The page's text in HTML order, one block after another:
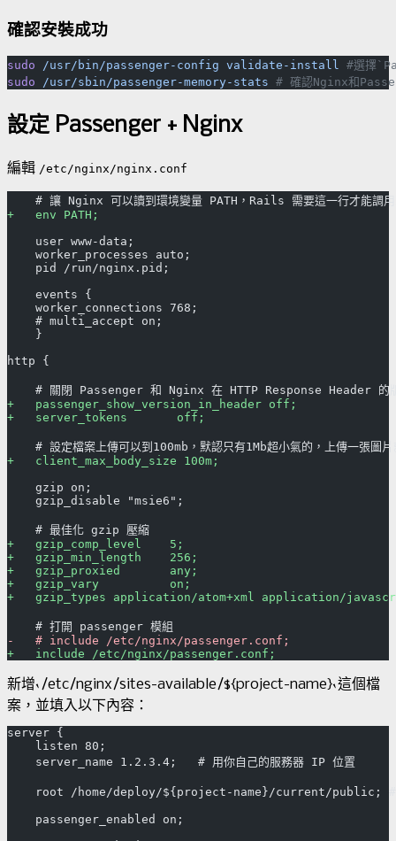
確認安裝成功
sudo /usr/bin/passenger-config validate-install #選擇
sudo /usr/sbin/passenger-memory-stats
設定 Passenger + Nginx
編輯 /etc/nginx/nginx.conf
# 讓 Nginx 可以讀到環境變量 PATH，Rails 需要這一行才能調
+   env PATH;
    user www-data;
    worker_processes auto;
    pid /run/nginx.pid;
    events {
    worker_connections 768;
    # multi_accept on;
    }
http {
# 關閉 Passenger 和 Nginx 在 HTTP Response Header 的版
+   passenger_show_version_in_header off;
+   server_tokens       off;
# 設定檔案上傳可以到100mb，默認只有1Mb超小氣的，上傳一張圖片
+   client_max_body_size 100m;
    gzip on;
    gzip_disable "msie6";
    # 最佳化 gzip 壓縮
+   gzip_comp_level    5;
+   gzip_min_length    256;
+   gzip_proxied       any;
+   gzip_vary          on;
+   gzip_types application/atom+xml application/
    # 打開 passenger 模組
-   # include /etc/nginx/passenger.conf;
新增`/etc/nginx/sites-available/${project-name}`這個檔
案，並填入以下內容：
server {
    listen 80;
    server_name 1.2.3.4;   # 用你自己的服務器 IP 位置
root /home/deploy/${project-name}/current/public; #
    passenger_enabled on;